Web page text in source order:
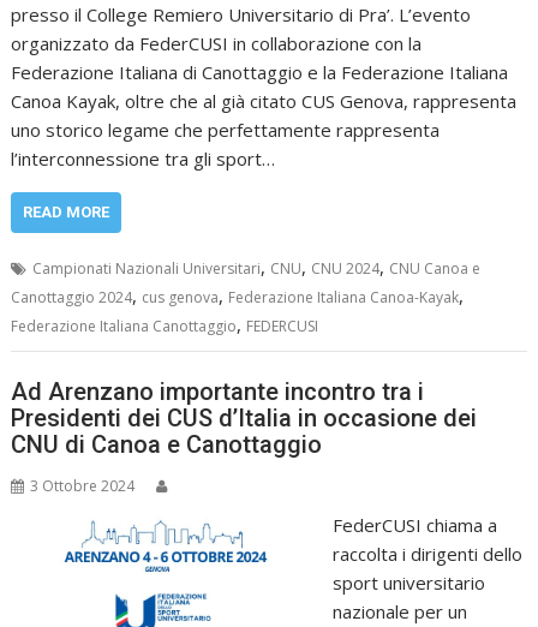
presso il College Remiero Universitario di Pra’. L’evento
organizzato da FederCUSI in collaborazione con la
Federazione Italiana di Canottaggio e la Federazione Italiana
Canoa Kayak, oltre che al già citato CUS Genova, rappresenta
uno storico legame che perfettamente rappresenta
l’interconnessione tra gli sport…
READ MORE
Campionati Nazionali Universitari, CNU, CNU 2024, CNU Canoa e
Canottaggio 2024, cus genova, Federazione Italiana Canoa-Kayak,
Federazione Italiana Canottaggio, FEDERCUSI
Ad Arenzano importante incontro tra i
Presidenti dei CUS d’Italia in occasione dei
CNU di Canoa e Canottaggio
3 Ottobre 2024
FederCUSI chiama a
raccolta i dirigenti dello
sport universitario
nazionale per un